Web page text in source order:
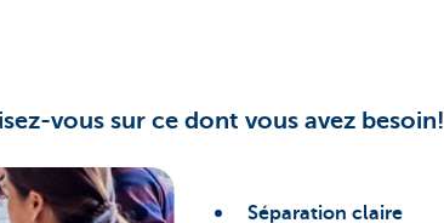
vous sur ce dont vous avez besoin!
Séparation claire